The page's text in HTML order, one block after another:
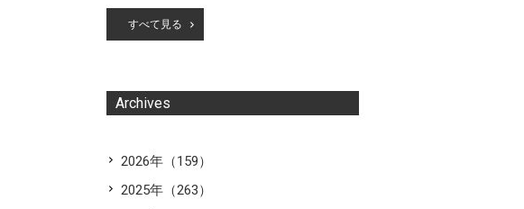
すべて見る
Archives
2026年（159）
2025年（263）